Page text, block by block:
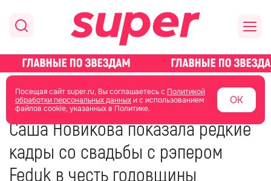
Посещая сайт super.ru, Вы соглашаетесь с Политикой
обработки персональных данныхи с использованием
файлов cookie, указанных в Политике.
ОК
главная новости о звездах новости
23 мая 12:49
Саша Новикова показала редкие
кадры со свадьбы с рэпером
Feduk в честь годовщины